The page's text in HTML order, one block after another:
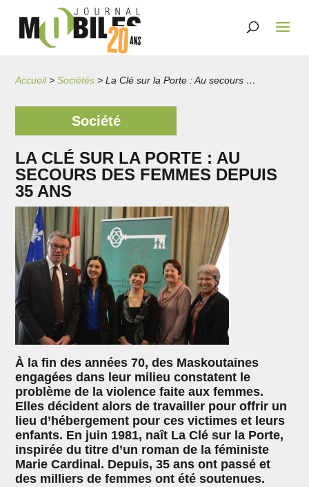
Accueil>Sociétés > La Clé sur la Porte : Au secours des femmes depuis 35 ans
Société
LA CLÉ SUR LA PORTE : AU
SECOURS DES FEMMES DEPUIS
35 ANS
À la fin des années 70, des Maskoutaines
engagées dans leur milieu constatent le
problème de la violence faite aux femmes.
Elles décident alors de travailler pour offrir un
lieu d’hébergement pour ces victimes et leurs
enfants. En juin 1981, naît La Clé sur la Porte,
inspirée du titre d’un roman de la féministe
Marie Cardinal. Depuis, 35 ans ont passé et
des milliers de femmes ont été soutenues.